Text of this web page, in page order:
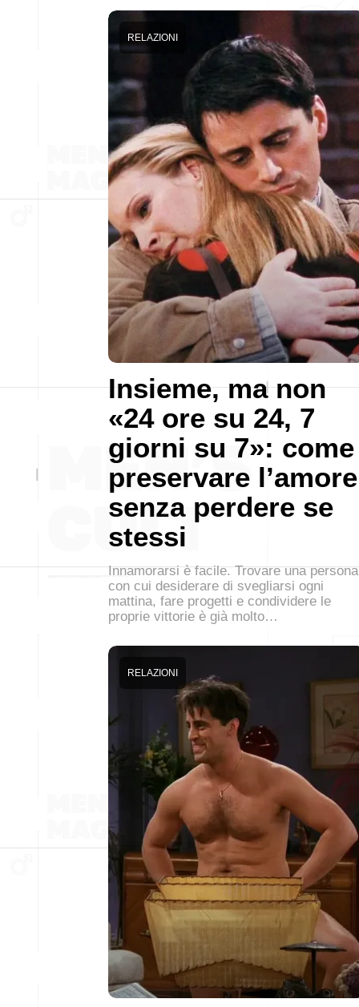
Insieme, ma non
«24 ore su 24, 7
giorni su 7»: come
preservare l’amore
senza perdere se
stessi
RELAZIONI
Innamorarsi è facile. Trovare una persona
con cui desiderare di svegliarsi ogni
mattina, fare progetti e condividere le
proprie vittorie è già molto…
RELAZIONI